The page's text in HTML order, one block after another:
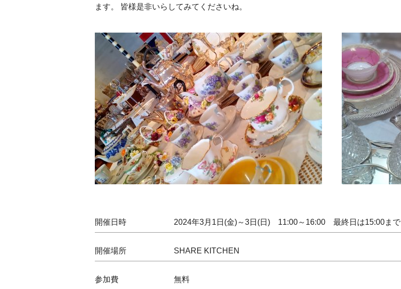
ます。 皆様是非いらしてみてくださいね。
開催日時 2024年3月1日(金)～3日(日) 11:00～16:00 最終日は15:00まで
開催場所 SHARE KITCHEN
参加費 無料